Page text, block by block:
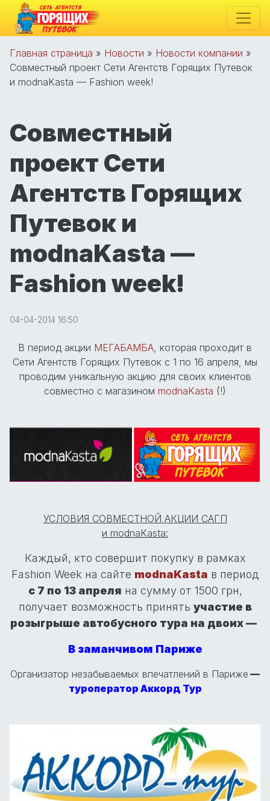
Главная страница » Новости » Новости компании »
Совместный проект Сети Агентств Горящих Путевок
и modnaKasta — Fashion week!
Совместный
проект Сети
Агентств Горящих
Путевок и
modnaKasta —
Fashion week!
04-04-2014 16:50
В период акции МЕГАБАМБА, которая проходит в
Сети Агентств Горящих Путевок с 1 по 16 апреля, мы
проводим уникальную акцию для своих клиентов
совместно с магазином modnaKasta (!)
УСЛОВИЯ СОВМЕСТНОЙ АКЦИИ САГП
и modnaKasta:
Каждый, кто совершит покупку в рамках
Fashion Week на сайте modnaKasta в период
с 7 по 13 апреля на сумму от 1500 грн,
получает возможность принять участие в
розыгрыше автобусного тура на двоих —
В заманчивом Париже
Организатор незабываемых впечатлений в Париже —
туроператор Аккорд Тур